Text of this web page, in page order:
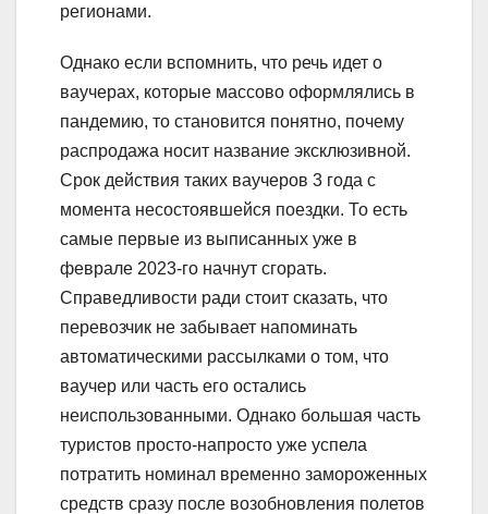
регионами.
Однако если вспомнить, что речь идет о
ваучерах, которые массово оформлялись в
пандемию, то становится понятно, почему
распродажа носит название эксклюзивной.
Срок действия таких ваучеров 3 года с
момента несостоявшейся поездки. То есть
самые первые из выписанных уже в
феврале 2023-го начнут сгорать.
Справедливости ради стоит сказать, что
перевозчик не забывает напоминать
автоматическими рассылками о том, что
ваучер или часть его остались
неиспользованными. Однако большая часть
туристов просто-напросто уже успела
потратить номинал временно замороженных
средств сразу после возобновления полетов